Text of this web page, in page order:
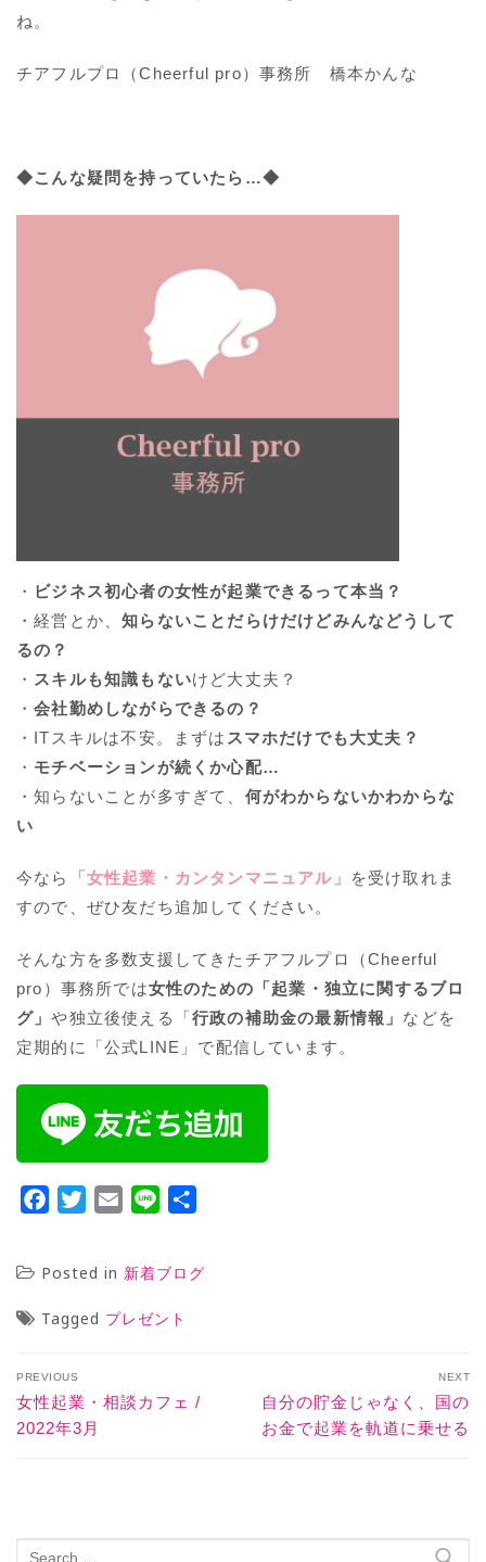
ね。
チアフルプロ（Cheerful pro）事務所 橋本かんな
◆こんな疑問を持っていたら…◆
・ ビジネス初心者の女性が起業できるって本当？
・経営とか、知らないことだらけだけどみんなどうして
るの？
・ スキルも知識もないけど大丈夫？
・会社勤めしながらできるの？
・ITスキルは不安。まずは スマホだけでも大丈夫？
・ モチベーションが続くか心配…
・知らないことが多すぎて、 何がわからないかわからな
い
今なら 「女性起業・カンタンマニュアル」
を受け取れま
すので、ぜひ友だち追加してください。
そんな方を多数支援してきたチアフルプロ（Cheerful
pro）事務所では女性のための「起業・独立に関するブロ
グ」や独立後使える「行政の補助金の最新情報」 などを
定期的に「公式LINE」で配信しています。
Facebook
TwitterEmail Line
Posted in 新着ブログ
Tagged プレゼント
PREVIOUS
女性起業・相談カフェ /
2022年3月
NEXT
自分の貯金じゃなく、国の
お金で起業を軌道に乗せる